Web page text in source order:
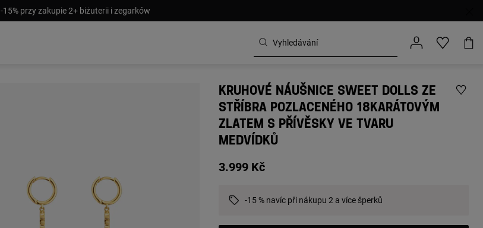
-15% przy zakupie 2+ biżuterii i zegarków
KRUHOVÉ NÁUŠNICE SWEET DOLLS ZE
STŘÍBRA POZLACENÉHO 18KARÁTOVÝM
ZLATEM S PŘÍVĚSKY VE TVARU
MEDVÍDKŮ
3.999 Kč
-15 % navíc při nákupu 2 a více šperků